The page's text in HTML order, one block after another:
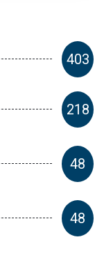
403
218
48
48